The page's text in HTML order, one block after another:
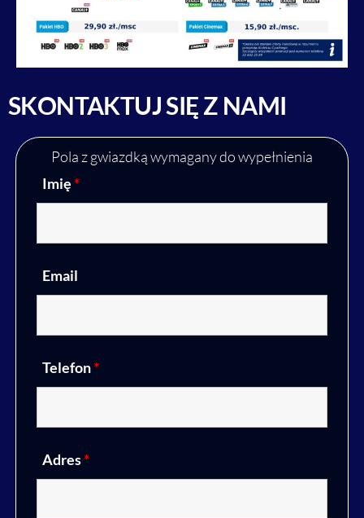
SKONTAKTUJ SIĘ Z NAMI
Pola z gwiazdką wymagany do wypełnienia
Imię *
Email
Telefon*
Adres*